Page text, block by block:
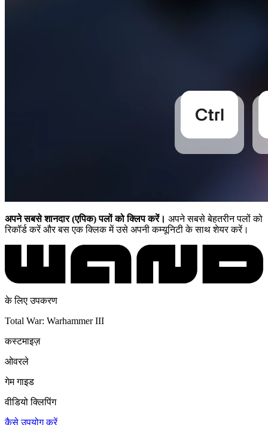
अपने सबसे शानदार (एपिक) पलों को क्लिप करें। अपने सबसे बेहतरीन पलों को
रिकॉर्ड करें और बस एक क्लिक में उसे अपनी कम्यूनिटी के साथ शेयर करें।
के लिए उपकरण
Total War: Warhammer III
कस्टमाइज़
ओवरले
गेम गाइड
वीडियो क्लिपिंग
कैसे उपयोग करें